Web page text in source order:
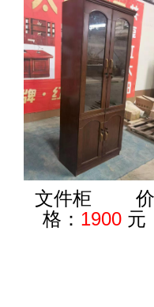
文件柜 价
格： 1900 元